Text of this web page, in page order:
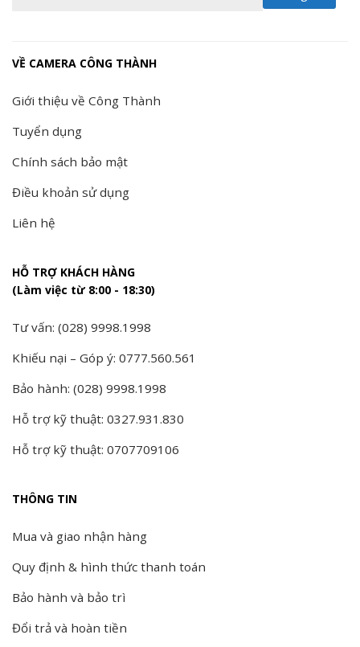
VỀ CAMERA CÔNG THÀNH
Giới thiệu về Công Thành
Tuyển dụng
Chính sách bảo mật
Điều khoản sử dụng
Liên hệ
HỖ TRỢ KHÁCH HÀNG
(Làm việc từ 8:00 - 18:30)
Tư vấn: (028) 9998.1998
Khiếu nại – Góp ý: 0777.560.561
Bảo hành: (028) 9998.1998
Hỗ trợ kỹ thuật: 0327.931.830
Hỗ trợ kỹ thuật: 0707709106
THÔNG TIN
Mua và giao nhận hàng
Quy định & hình thức thanh toán
Bảo hành và bảo trì
Đổi trả và hoàn tiền